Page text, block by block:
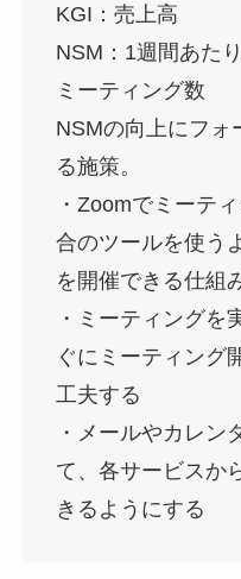
KGI：売上高
NSM：1週間あた
ミーティング数
NSMの向上にフォ
る施策。
・Zoomでミーテ
合のツールを使う
を開催できる仕組
・ミーティングを
ぐにミーティング
工夫する
・メールやカレン
て、各サービスか
きるようにする